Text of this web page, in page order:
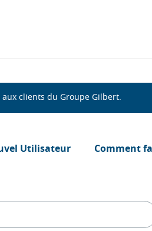
clients du Groupe Gilbert.
Utilisateur Comment